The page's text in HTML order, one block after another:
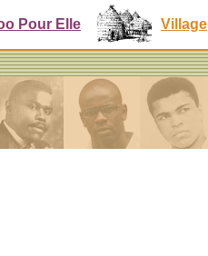
Pour Elle Village